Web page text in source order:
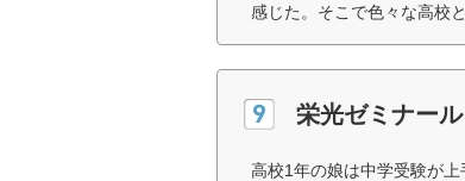
感じた。そこで色々な高校
栄光ゼミナール
高校1年の娘は中学受験が